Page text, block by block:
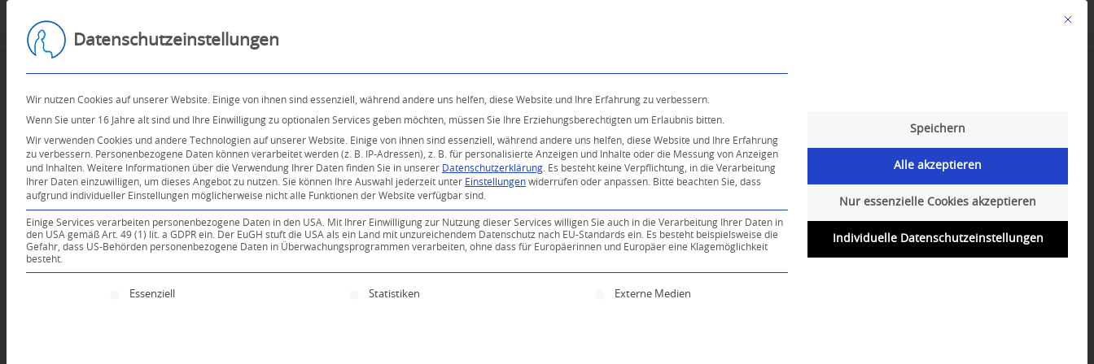
0
Mit
Datenschutzeinstellungen
Wir nutzen Cookies auf unserer Website. Einige von ihnen sind essenziell, während andere uns helfen, diese Website und Ihre Erfahrung zu verbessern.
Wenn Sie unter 16 Jahre alt sind und Ihre Einwilligung zu optionalen Services geben möchten, müssen Sie Ihre Erziehungsberechtigten um Erlaubnis bitten.
Wir verwenden Cookies und andere Technologien auf unserer Website. Einige von ihnen sind essenziell, während andere uns helfen, diese Website und Ihre Erfahrung
zu verbessern.
Personenbezogene Daten können verarbeitet werden (z. B. IP-Adressen), z. B. für personalisierte Anzeigen und Inhalte oder die Messung von Anzeigen
und Inhalten. Weitere Informationen über die Verwendung Ihrer Daten finden Sie in unserer Datenschutzerklärung
Es besteht keine Verpflichtung, in die Verarbeitung
Ihrer Daten einzuwilligen, um dieses Angebot zu nutzen. Sie können Ihre Auswahl jederzeit unter Einstellungen widerrufen oder anpassen.
Bitte beachten Sie, dass
aufgrund individueller Einstellungen möglicherweise nicht alle Funktionen der Website verfügbar sind.
Einige Services verarbeiten personenbezogene Daten in den USA. Mit Ihrer Einwilligung zur Nutzung dieser Services willigen Sie auch in die Verarbeitung Ihrer Daten in
den USA gemäß Art. 49 (1) lit. a GDPR ein. Der EuGH stuft die USA als ein Land mit unzureichendem Datenschutz nach EU-Standards ein. Es besteht beispielsweise die
Gefahr, dass US-Behörden personenbezogene Daten in Überwachungsprogrammen verarbeiten, ohne dass für Europäerinnen und Europäer eine Klagemöglichkeit
besteht.
Es folgt eine Liste der Service-Gruppen, für die eine Einwilligung erteilt werden kann. Die erste Service-Gruppe ist essenziell und kann nicht abgewählt
Essenziell Statistiken Externe Medien
Speichern
Alle akzeptieren
Nur essenzielle Cookies akzeptieren
Individuelle Datenschutzeinstellungen